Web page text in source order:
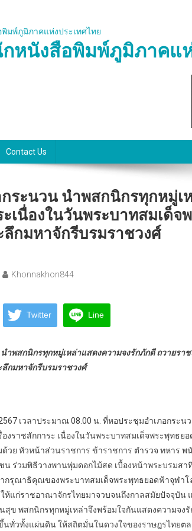
หนังสือพิมพ์ภูมิภาคแห่
Contact Us
ระนวน นำพสกนิกรทุกหมู่เ
เนื่องในวันพระบาทสมเด็
ลึกมหาจักรีบรมราชวงศ์
Khonnakhon844
Twitter Line
ำพสกนิกรทุกหมู่เหล่าแสดงความจงรักภักดี ถวายร
กมหาจักรีบรมราชวงศ์
เวลาประมาณ 08.00 น. ที่หอประชุมอำเภอกระ
องราชสักการะ เนื่องในวันพระบาทสมเด็จพระพุทธ
ด้วย หัวหน้าส่วนราชการ ข้าราชการ ตำรวจ ทหาร
น ร่วมพิธีวางพานพุ่มดอกไม้สด เบื้องหน้าพระบรมส
กรุณาธิคุณของพระบาทสมเด็จพระพุทธยอดฟ้าจุฬา
ห้แก่ราชอาณาจักรไทยมาจวบจนถึงกาลสมัยปัจจุบั
นสุข พสกนิกรทุกหมู่เหล่าจึงพร้อมใจกันแสดงความ
นทั่วทั้งแผ่นดิน ให้สถิตมั่นในดวงใจของราษฎรไทยต